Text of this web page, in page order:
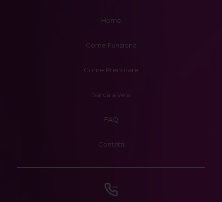
Home
Come Funziona
Come Prenotare
Barca a vela
FAQ
Contatti